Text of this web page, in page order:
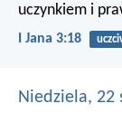
uczynkiem i
I Jana 3:18
Niedziela, 22